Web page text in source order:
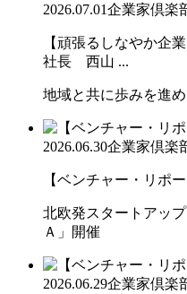
2026.07.01企業家倶楽
【頑張るしなやか企
社長 西山 ...
地域と共に歩みを進
2026.06.30企業家倶楽
【ベンチャー・リポー
北欧発スタートアッ
Ａ」開催
2026.06.29企業家倶楽